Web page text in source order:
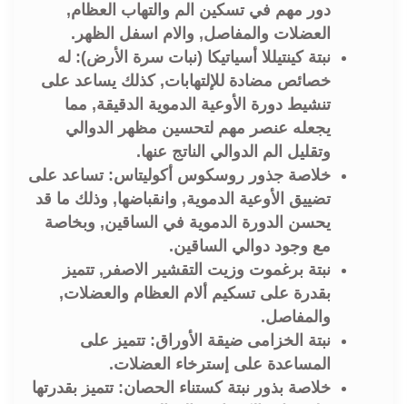
دور مهم في تسكين الم والتهاب العظام,
العضلات والمفاصل, والام اسفل الظهر.
نبتة كينتيللا أسياتيكا (نبات سرة الأرض): له
خصائص مضادة للإلتهابات, كذلك يساعد على
تنشيط دورة الأوعية الدموية الدقيقة, مما
يجعله عنصر مهم لتحسين مظهر الدوالي
وتقليل الم الدوالي الناتج عنها.
خلاصة جذور روسكوس أكوليتاس: تساعد على
تضييق الأوعية الدموية, وانقباضها, وذلك ما قد
يحسن الدورة الدموية في الساقين, وبخاصة
مع وجود دوالي الساقين.
نبتة برغموت وزيت التقشير الاصفر, تتميز
بقدرة على تسكيم ألام العظام والعضلات,
والمفاصل.
نبتة الخزامى ضيقة الأوراق: تتميز على
المساعدة على إسترخاء العضلات.
خلاصة بذور نبتة كستناء الحصان: تتميز بقدرتها